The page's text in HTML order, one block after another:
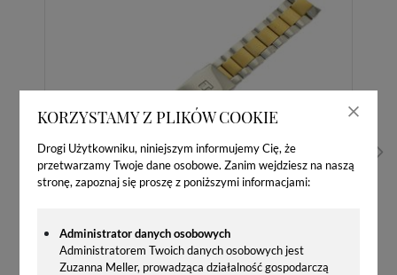
KORZYSTAMY Z PLIKÓW COOKIE
Drogi Użytkowniku, niniejszym informujemy Cię, że
przetwarzamy Twoje dane osobowe. Zanim wejdziesz na naszą
stronę, zapoznaj się proszę z poniższymi informacjami:
Administrator danych osobowych
Administratorem Twoich danych osobowych jest
Zuzanna Meller, prowadząca działalność gospodarczą